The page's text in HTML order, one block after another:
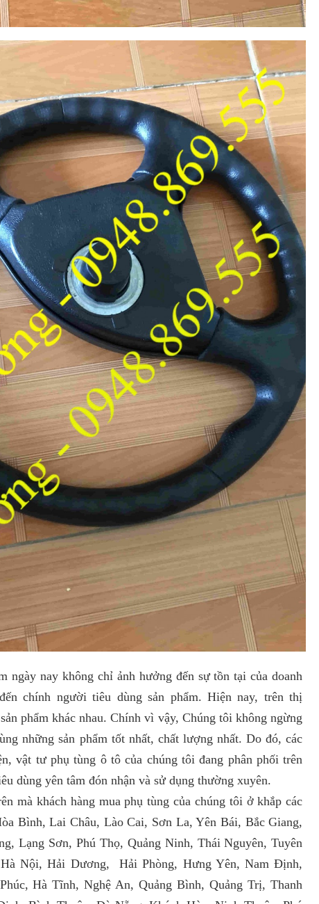
nay không chỉ ảnh hưởng đến sự tồn tại của doanh
chính người tiêu dùng sản phẩm. Hiện nay, trên thị
phẩm khác nhau. Chính vì vậy, Chúng tôi không ngừng
những sản phẩm tốt nhất, chất lượng nhất. Do đó, các
vật tư phụ tùng ô tô của chúng tôi đang phân phối trên
dùng yên tâm đón nhận và sử dụng thường xuyên.
khách hàng mua phụ tùng của chúng tôi ở khắp các
Bình, Lai Châu, Lào Cai, Sơn La, Yên Bái, Bắc Giang,
Lạng Sơn, Phú Thọ, Quảng Ninh, Thái Nguyên, Tuyên
Nội, Hải Dương, Hải Phòng, Hưng Yên, Nam Định,
Hà Tĩnh, Nghệ An, Quảng Bình, Quảng Trị, Thanh